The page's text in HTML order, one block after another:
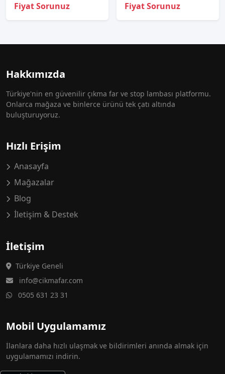
Fiyat Sorunuz Fiyat Sorunuz
Hakkımızda
Türkiye'nin en güvenilir çıkma far ve stop lambası platformu.
Onlarca mağaza ve binlerce ürünü tek çatı altında
buluşturuyoruz.
Hızlı Erişim
Anasayfa
Mağazalar
Blog
İletişim & Destek
İletişim
Türkiye Geneli
info@cikmafar.com
0505 631 23 31
Mobil Uygulamamız
İlanlara daha hızlı ulaşmak ve bildirimleri anında almak için
uygulamamızı indirin.